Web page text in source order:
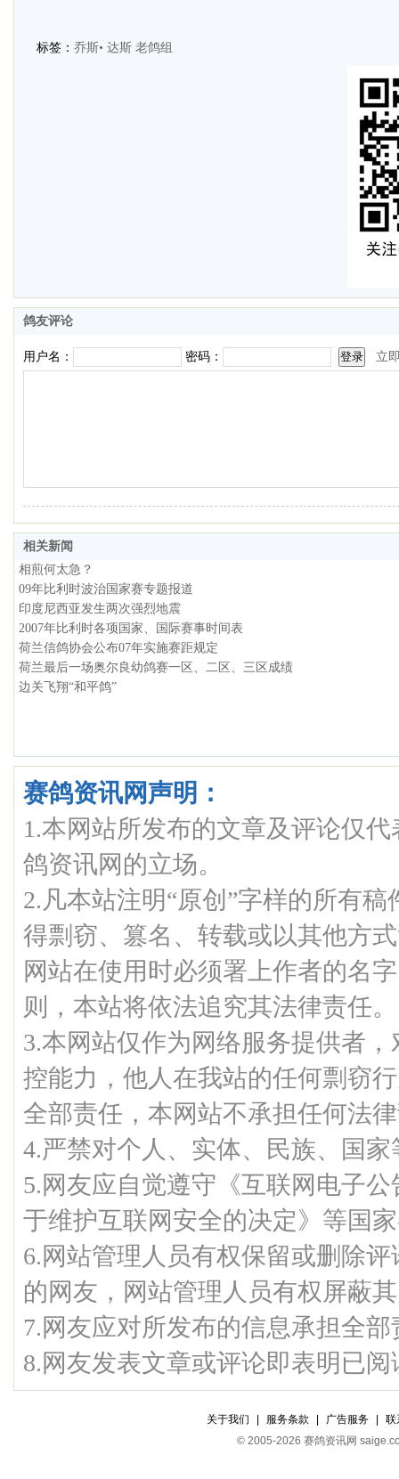
标签： 乔斯• 达斯 老鸽组
鸽友评论
用户名： 密码： 立
相关新闻
相煎何太急？
09年比利时波治国家赛专题报道
印度尼西亚发生两次强烈地震
2007年比利时各项国家、国际赛事时间表
荷兰信鸽协会公布07年实施赛距规定
荷兰最后一场奥尔良幼鸽赛一区、二区、三区成绩
边关飞翔“和平鸽”
赛鸽资讯网声明：
1.本网站所发布的文章及评论仅
鸽资讯网的立场。
2.凡本站注明“原创”字样的所有
得剽窃、篡名、转载或以其他方
网站在使用时必须署上作者的名
则，本站将依法追究其法律责任。
3.本网站仅作为网络服务提供者
控能力，他人在我站的任何剽窃
全部责任，本网站不承担任何法
4.严禁对个人、实体、民族、国
5.网友应自觉遵守《互联网电子
于维护互联网安全的决定》等国
6.网站管理人员有权保留或删除
的网友，网站管理人员有权屏蔽
7.网友应对所发布的信息承担全部
8.网友发表文章或评论即表明已
关于我们 服务条款 广告服务
联
© 2005-2026 赛鸽资讯网